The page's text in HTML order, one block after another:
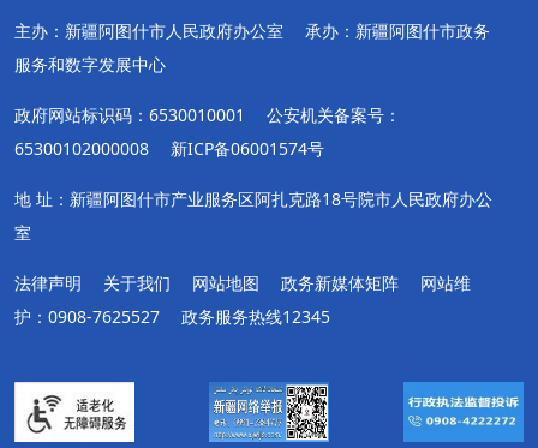
主办：新疆阿图什市人民政府办公室
承办：新疆阿图什市政务
服务和数字发展中心
政府网站标识码：6530010001
公安机关备案号：
65300102000008
新ICP备06001574号
地 址：新疆阿图什市产业服务区阿扎克路18号院市人民政府办公
室
法律声明 关于我们 网站地图 政务新媒体矩阵
网站维
护：0908-7625527
政务服务热线12345